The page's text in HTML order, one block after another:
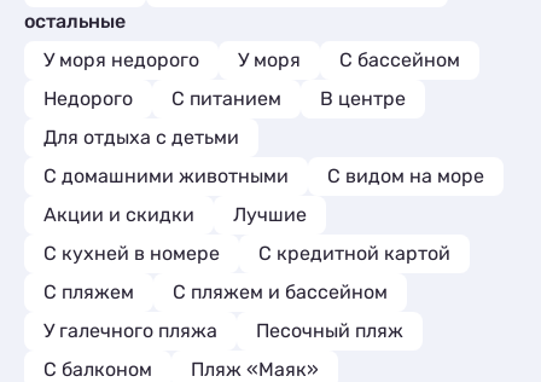
остальные
У моря недорого
У моря
С бассейном
Недорого
С питанием
В центре
Для отдыха с детьми
С домашними животными
С видом на море
Акции и скидки
Лучшие
C кухней в номере
С кредитной картой
С пляжем
С пляжем и бассейном
У галечного пляжа
Песочный пляж
С балконом
Пляж «Маяк»